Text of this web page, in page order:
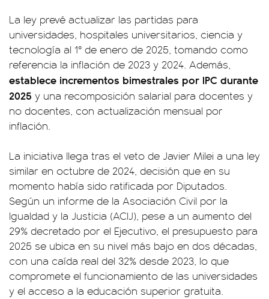
La ley prevé actualizar las partidas para
universidades, hospitales universitarios, ciencia y
tecnología al 1° de enero de 2025, tomando como
referencia la inflación de 2023 y 2024. Además,
establece incrementos bimestrales por IPC durante
2025 y una recomposición salarial para docentes y
no docentes, con actualización mensual por
inflación.
La iniciativa llega tras el veto de Javier Milei a una ley
similar en octubre de 2024, decisión que en su
momento había sido ratificada por Diputados.
Según un informe de la Asociación Civil por la
Igualdad y la Justicia (ACIJ), pese a un aumento del
29% decretado por el Ejecutivo, el presupuesto para
2025 se ubica en su nivel más bajo en dos décadas,
con una caída real del 32% desde 2023, lo que
compromete el funcionamiento de las universidades
y el acceso a la educación superior gratuita.